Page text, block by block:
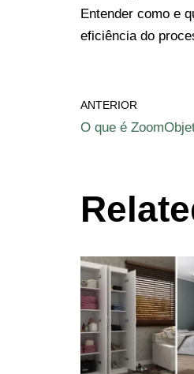
Entender como e
eficiência do
ANTERIOR
O que é